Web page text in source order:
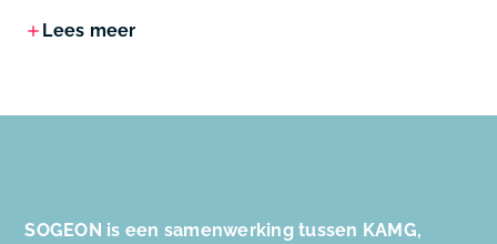
Lees meer
SOGEON is een samenwerking tussen KAMG,